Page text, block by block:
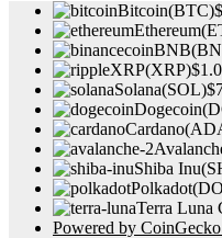
Bitcoin(BTC)
XRP(XRP)
Solana(SOL)
Shiba
Terra Luna
Powered by